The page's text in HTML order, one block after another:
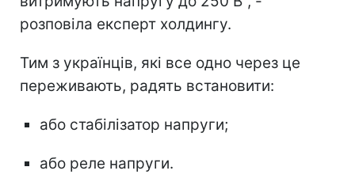
розповіла експерт холдингу.
Тим з українців, які все одно через це
переживають, радять встановити:
або стабілізатор напруги;
або реле напруги.